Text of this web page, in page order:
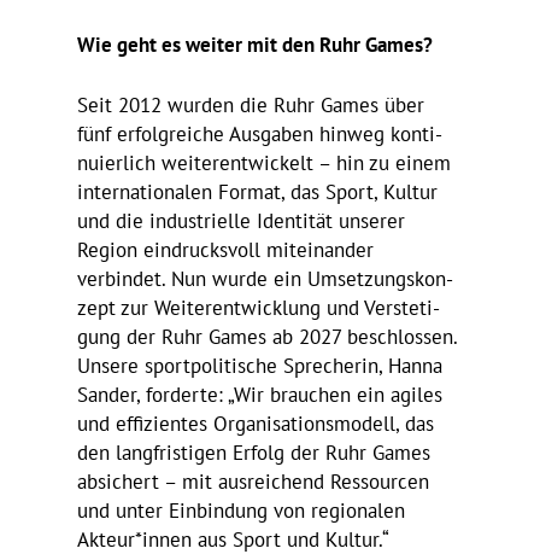
Wie geht es weiter mit den Ruhr Games?
Seit 2012 wurden die Ruhr Games über
fünf erfolg­reiche Ausgaben hinweg konti­
nu­ier­lich weiter­ent­wi­ckelt – hin zu einem
inter­na­tio­nalen Format, das Sport, Kultur
und die indus­tri­elle Iden­tität unserer
Region eindrucks­voll mitein­ander
verbindet. Nun wurde ein Umset­zungs­kon­
zept zur Weiter­ent­wick­lung und Verste­ti­
gung der Ruhr Games ab 2027 beschlossen.
Unsere sport­po­li­ti­sche Spre­cherin, Hanna
Sander, forderte: „Wir brau­chen ein agiles
und effi­zi­entes Orga­ni­sa­ti­ons­mo­dell, das
den lang­fris­tigen Erfolg der Ruhr Games
absi­chert – mit ausrei­chend Ressourcen
und unter Einbin­dung von regio­nalen
Akteur*innen aus Sport und Kultur.“